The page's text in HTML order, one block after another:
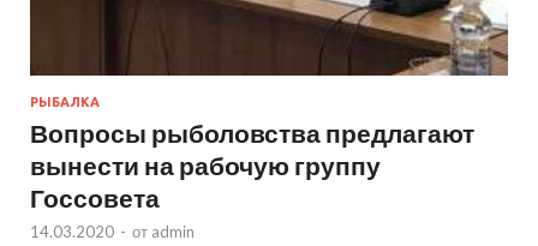
РЫБАЛКА
Вопросы рыболовства предлагают
вынести на рабочую группу
Госсовета
14.03.2020 - от admin